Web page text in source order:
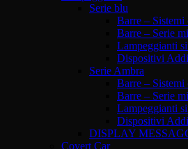
Serie blu
Barre –
Barre – Serie
Lampeggianti
Dispositivi
Serie Ambra
Barre –
Barre – Serie
Lampeggianti
Dispositivi
DISPLAY
Covert Car